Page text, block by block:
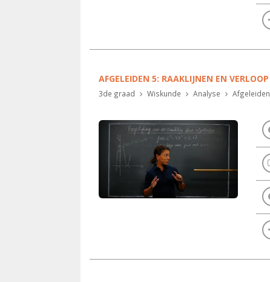
AFGELEIDEN 5: RAAKLIJNEN EN VERLOOP
3de graad Wiskunde Analyse Afgeleiden